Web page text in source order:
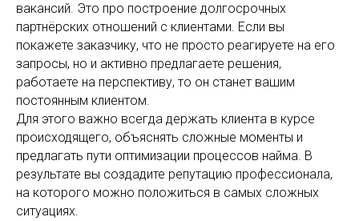
вакансий. Это про построение долгосрочных
партнёрских отношений с клиентами. Если вы
покажете заказчику, что не просто реагируете на его
запросы, но и активно предлагаете решения,
работаете на перспективу, то он станет вашим
постоянным клиентом.
Для этого важно всегда держать клиента в курсе
происходящего, объяснять сложные моменты и
предлагать пути оптимизации процессов найма. В
результате вы создадите репутацию профессионала,
на которого можно положиться в самых сложных
ситуациях.